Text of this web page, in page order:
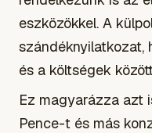
eszközökkel. A
szándéknyilatkozat,
és a költségek
Ez magyarázza azt
Pence-t és más